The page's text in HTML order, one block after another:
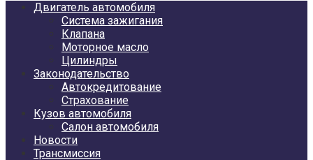
Двигатель автомобиля
Система зажигания
Клапана
Моторное масло
Цилиндры
Законодательство
Автокредитование
Страхование
Кузов автомобиля
Салон автомобиля
Новости
Трансмиссия